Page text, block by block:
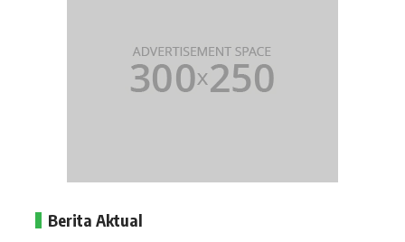
Berita Aktual